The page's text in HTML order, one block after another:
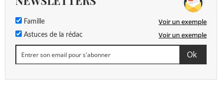
Famille Voir un exemple
Astuces de la rédac Voir un exemple